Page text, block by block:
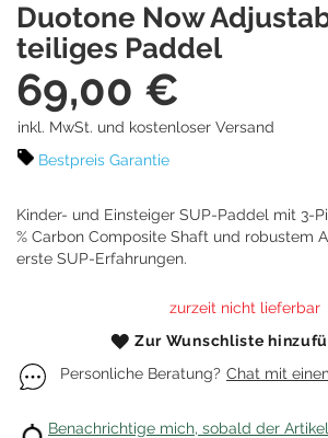
Duotone Now
teiliges Paddel
69,00 €
inkl. MwSt. und kostenloser Versand
Bestpreis Garantie
Kinder- und Einsteiger SUP-Paddel mit 3-
% Carbon Composite Shaft und robustem
erste SUP-Erfahrungen.
zurzeit nicht lieferbar
Zur Wunschliste
Personliche Beratung? Chat mit
Benachrichtige mich, sobald der
to
the
beginning
of
the
images
gallery